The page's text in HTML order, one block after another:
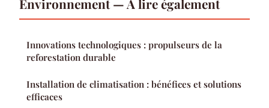
Environnement — À lire également
Innovations technologiques : propulseurs de la
reforestation durable
Installation de climatisation : bénéfices et solutions
efficaces